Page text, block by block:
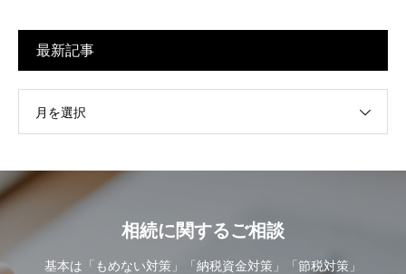
最新記事
月を選択
相続に関するご相談
基本は「もめない対策」「納税資金対策」「節税対策」